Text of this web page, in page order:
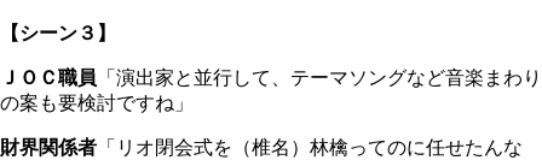
【シーン３】
ＪＯＣ職員 「演出家と並行して、テーマソングなど音楽まわり
の案も要検討ですね」
財界関係者 「リオ閉会式を（椎名）林檎ってのに任せたんな